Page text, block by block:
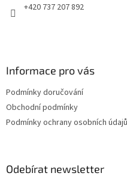
+420 737 207 892
Informace pro vás
Podmínky doručování
Obchodní podmínky
Podmínky ochrany osobních údajů
Odebírat newsletter